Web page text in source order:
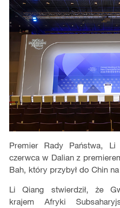
Premier Rady Państwa,
czerwca w Dalian z
Bah, który przybył do Chin
Li Qiang stwierdził, że
krajem Afryki